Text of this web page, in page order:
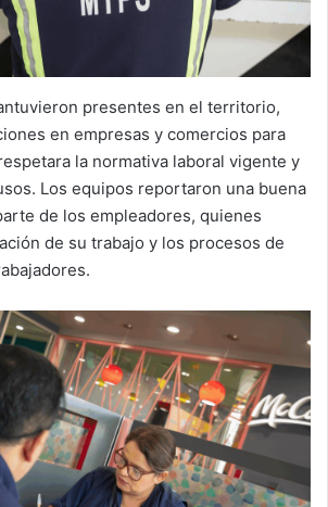
presentes en el territorio,
en empresas y comercios para
la normativa laboral vigente y
Los equipos reportaron una buena
de los empleadores, quienes
de su trabajo y los procesos de